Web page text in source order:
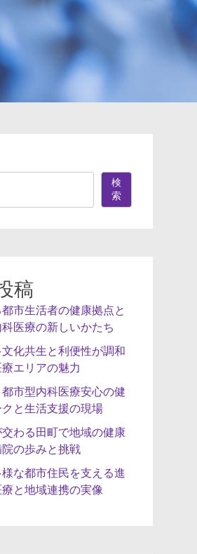
検
索
稿
市生活者の健康拠点と
医療の新しいかたち
化共生と利便性が調和
エリアの魅力
市型内科医療安心の健
と生活支援の現場
わる田町で地域の健康
の歩みと挑戦
な都市住民を支える進
と地域連携の実像